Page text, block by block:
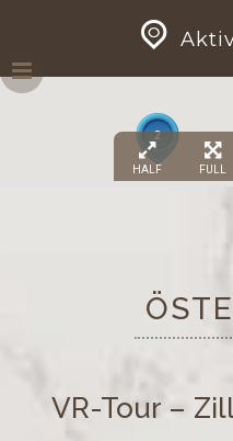
content
2
HALF FULL
VR-Tour –